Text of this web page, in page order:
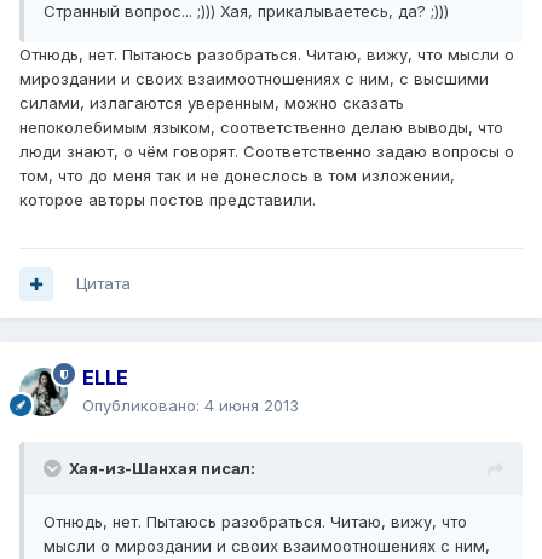
Странный вопрос... ;))) Хая, прикалываетесь, да? ;)))
Отнюдь, нет. Пытаюсь разобраться. Читаю, вижу, что мысли о
мироздании и своих взаимоотношениях с ним, с высшими
силами, излагаются уверенным, можно сказать
непоколебимым языком, соответственно делаю выводы, что
люди знают, о чём говорят. Соответственно задаю вопросы о
том, что до меня так и не донеслось в том изложении,
которое авторы постов представили.
Цитата
ELLE
Опубликовано: 4 июня 2013
Хая-из-Шанхая писал:
Отнюдь, нет. Пытаюсь разобраться. Читаю, вижу, что
мысли о мироздании и своих взаимоотношениях с ним,